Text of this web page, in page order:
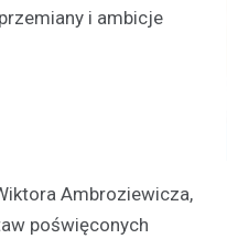
i ambicje
Ambroziewicza,
poświęconych
za groźby